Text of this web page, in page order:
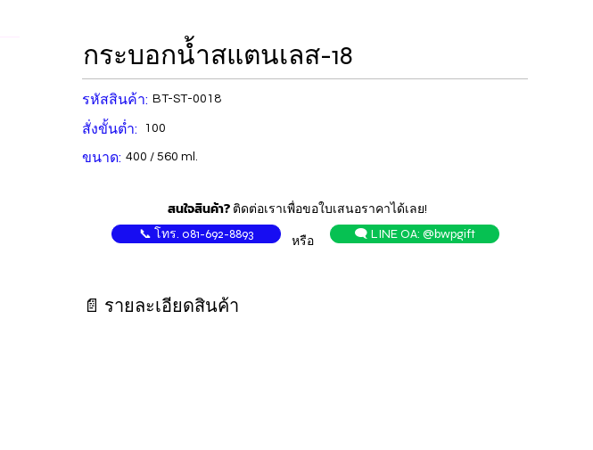
กระบอกน้ำสแตนเลส-18
รหัสสินค้า: BT-ST-0018
สั่งขั้นต่ำ: 100
ขนาด: 400 / 560 ml.
สนใจสินค้า? ติดต่อเราเพื่อขอใบเสนอราคาได้เลย!
📞 โทร. 081-692-8893 หรือ 🗨️ LINE OA: @bwpgift
📄 รายละเอียดสินค้า